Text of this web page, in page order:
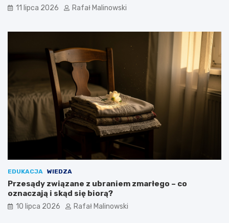
11 lipca 2026 Rafał Malinowski
EDUKACJA WIEDZA
Przesądy związane z ubraniem zmarłego – co
oznaczają i skąd się biorą?
10 lipca 2026 Rafał Malinowski